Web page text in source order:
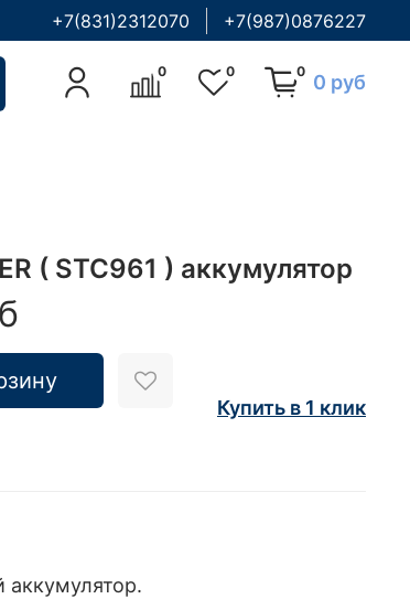
+7(831)2312070 +7(987)0876227
0 0 0 0 руб
( STC961 ) аккумулятор
Купить в 1 клик
аккумулятор.